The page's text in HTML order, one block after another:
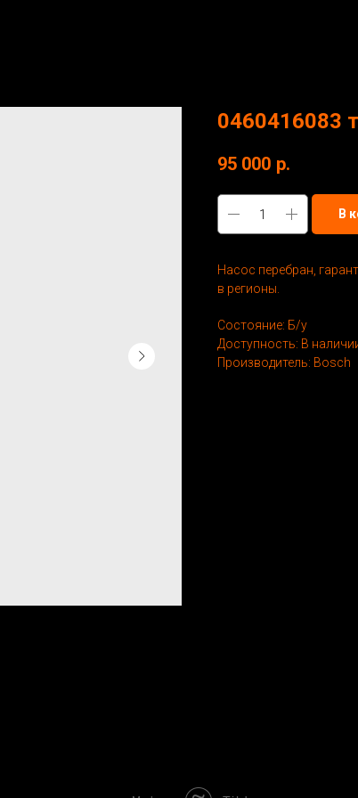
0460416083
95 000 р.
В
Насос перебран,
в регионы.
Состояние: Б/у
Доступность: В
Производитель: Bosch